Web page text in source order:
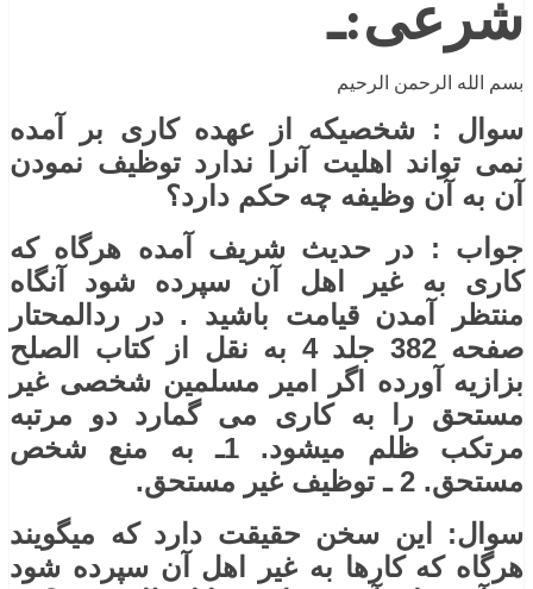
شرعی:ـ
بسم الله الرحمن الرحیم
سوال : شخصیکه از عهده کاری بر آمده
نمی تواند اهلیت آنرا ندارد توظیف نمودن
آن به آن وظیفه چه حکم دارد؟
جواب : در حدیث شریف آمده هرگاه که
کاری به غیر اهل آن سپرده شود آنگاه
منتظر آمدن قیامت باشید . در ردالمحتار
صفحه 382 جلد 4 به نقل از کتاب الصلح
بزازیه آورده اگر امیر مسلمین شخصی غیر
مستحق را به کاری می گمارد دو مرتبه
مرتکب ظلم میشود. 1ـ به منع شخص
مستحق. 2 ـ توظیف غیر مستحق.
سوال: این سخن حقیقت دارد که میگویند
هرگاه که کارها به غیر اهل آن سپرده شود